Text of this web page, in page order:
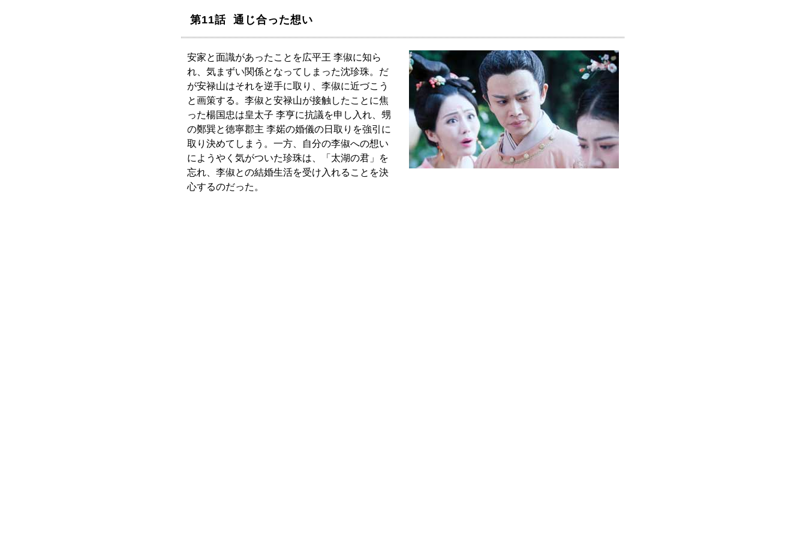
第11話 通じ合った想い
安家と面識があったことを広平王 李俶に知ら
れ、気まずい関係となってしまった沈珍珠。だ
が安禄山はそれを逆手に取り、李俶に近づこう
と画策する。李俶と安禄山が接触したことに焦
った楊国忠は皇太子 李亨に抗議を申し入れ、甥
の鄭巽と徳寧郡主 李婼の婚儀の日取りを強引に
取り決めてしまう。一方、自分の李俶への想い
にようやく気がついた珍珠は、「太湖の君」を
忘れ、李俶との結婚生活を受け入れることを決
心するのだった。